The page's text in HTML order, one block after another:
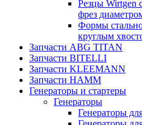
Резцы Wirtgen
фрез
Формы
круглым
Запчасти ABG TITAN
Запчасти BITELLI
Запчасти KLEEMANN
Запчасти HAMM
Генераторы и стартеры
Генераторы
Генераторы